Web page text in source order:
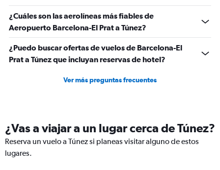
¿Cuáles son las aerolíneas más fiables de
Aeropuerto Barcelona-El Prat a Túnez?
¿Puedo buscar ofertas de vuelos de Barcelona-El
Prat a Túnez que incluyan reservas de hotel?
Ver más preguntas frecuentes
¿Vas a viajar a un lugar cerca de Túnez?
Reserva un vuelo a Túnez si planeas visitar alguno de estos
lugares.